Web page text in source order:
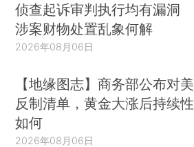
侦查起诉审判执行均有漏洞
涉案财物处置乱象何解
2026年08月06日
【地缘图志】商务部公布对美
反制清单，黄金大涨后持续性
如何
2026年08月06日